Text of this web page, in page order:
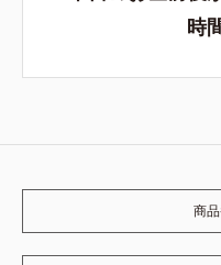
時
商